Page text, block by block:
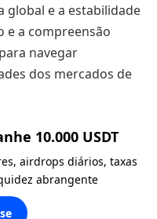
global e a estabilidade
e a compreensão
navegar
dos mercados de
10.000 USDT
airdrops diários, taxas
abrangente